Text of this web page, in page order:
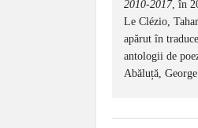
2010-2017, în
Le Clézio,
apărut în
antologii de
Abăluță,